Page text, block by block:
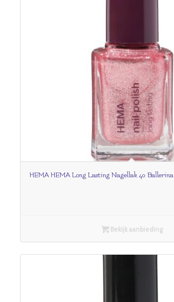
HEMA HEMA Long Lasting Nagellak 40 Ballerina
Bekijk aanbieding